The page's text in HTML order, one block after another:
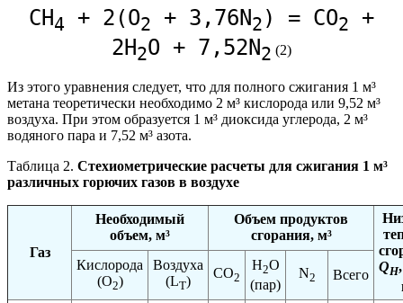
СН4 + 2(О2 + 3,76N2 ) = СО2
+
2Н2О + 7,52N2 (2)
Из этого уравнения следует, что для полного сжигания 1 м³
метана теоретически необходимо 2 м³ кислорода или 9,52 м³
воздуха. При этом образуется 1 м³ диоксида углерода, 2 м³
водяного пара и 7,52 м³ азота.
Таблица 2. Стехиометрические расчеты для сжигания 1 м³
различных горючих газов в воздухе
Газ
Необходимый
объем, м³
Объем продуктов
сгорания, м³
QH
Кислорода
(O2)
Воздуха
(LT)
CO2
H2O
(пар)
N2 Всего